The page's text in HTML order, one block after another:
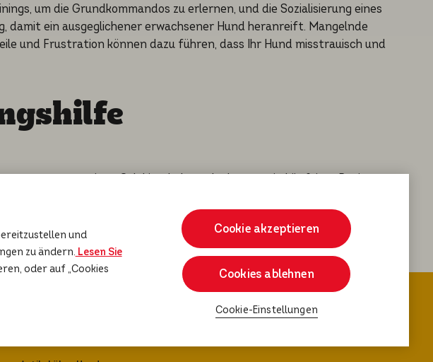
um die Grundkommandos zu erlernen, und die Sozialisierung eines
damit ein ausgeglichener erwachsener Hund heranreift. Mangelnde
und Frustration können dazu führen, dass Ihr Hund misstrauisch und
um einen Saluki zu halten, doch muss ein künftiger Besitzer
und
zu ändern. Lesen Sie
oder auf „Cookies
Cookie-Einstellungen
Cookies ablehnen
Cookie akzeptieren